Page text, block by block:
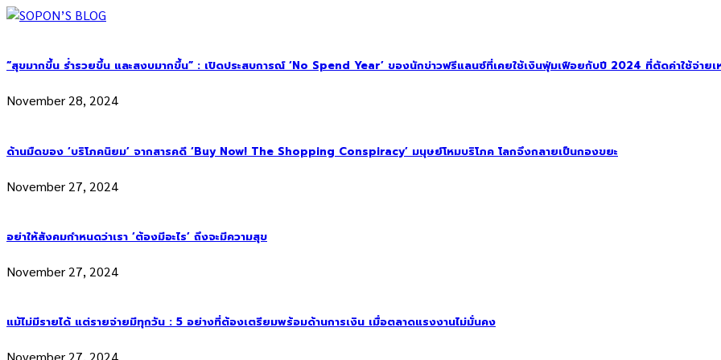
“สุขมากขึ้น ร่ำรวยขึ้น และสงบมากขึ้น” : เปิดประสบการณ์ ‘No Spend Year’ ของนักข่าวฟรีแลนซ์ที่เคยใช้เงินฟุ่มเฟือยกับปี 2024 ที่ตัดค่าใช้จ่ายเ
November 28, 2024
ด้านมืดของ ‘บริโภคนิยม’ จากสารคดี ‘Buy Now! The Shopping Conspiracy’ มนุษย์โหมบริโภค โลกจึงกลายเป็นกองขยะ
November 27, 2024
อย่าให้สังคมกำหนดว่าเรา ‘ต้องมีอะไร’ ถึงจะมีความสุข
November 27, 2024
แม้ไม่มีรายได้ แต่รายจ่ายมีทุกวัน : 5 อย่างที่ต้องเตรียมพร้อมด้านการเงิน เมื่อตลาดแรงงานไม่มั่นคง